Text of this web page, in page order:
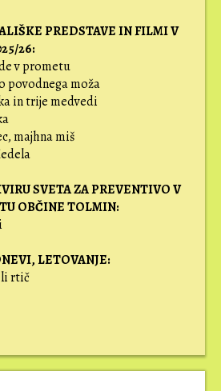
PREDSTAVE IN FILMI V
26:
v prometu
povodnega moža
in trije medvedi
majhna miš
SVETA ZA PREVENTIVO V
OBČINE TOLMIN:
LETOVANJE:
rtič